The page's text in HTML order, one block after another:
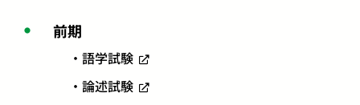
前期
語学試験
論述試験